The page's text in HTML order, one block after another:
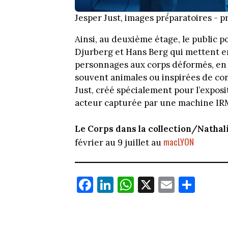
Jesper Just, images pré́paratoires -
Ainsi, au deuxième étage, le public
Djurberg et Hans Berg qui mettent
personnages aux corps déformés,
souvent animales ou inspirées de
Just, créé spécialement pour
acteur capturée par une machine
Le Corps dans la collection/
février au 9 juillet au macLYON
Fa
ce
Li
nk
W
ha
X E
m